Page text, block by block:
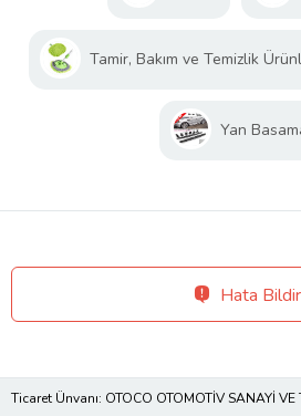
Tamir, Bakım ve Temizlik
Yan
Hata Bildir
Ticaret Ünvanı: OTOCO OTOMOTİV SANAYİ VE